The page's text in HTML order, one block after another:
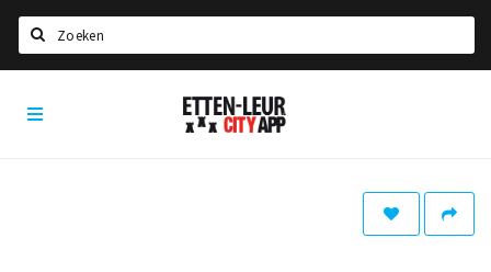
Home
Etten-
Leur